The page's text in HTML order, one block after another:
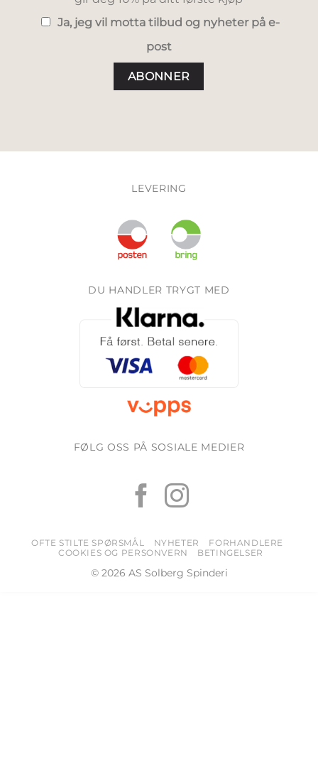
Ja, jeg vil motta tilbud og nyheter på e-
post
LEVERING
DU HANDLER TRYGT MED
FØLG OSS PÅ SOSIALE MEDIER
OFTE STILTE SPØRSMÅL NYHETER
FORHANDLERE
COOKIES OG PERSONVERN
BETINGELSER
© 2026 AS Solberg Spinderi